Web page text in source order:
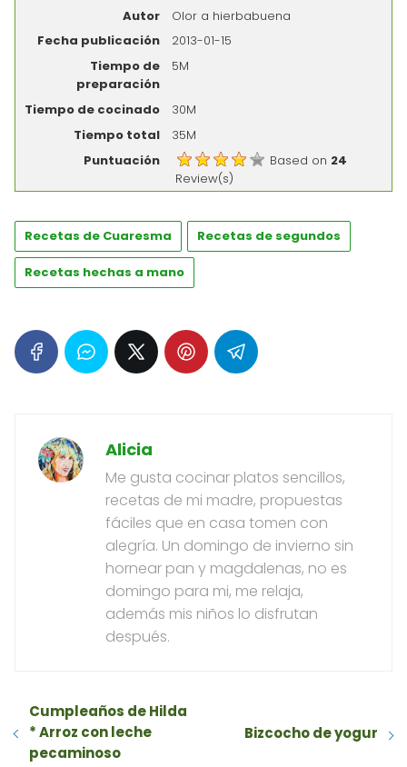
Autor
Olor a hierbabuena
Fecha publicación
2013-01-15
Tiempo de
preparación
5M
Tiempo de cocinado
30M
Tiempo total
35M
Puntuación
Based on 24
Review(s)
Recetas de Cuaresma Recetas de segundos
Recetas hechas a mano
Alicia
Me gusta cocinar platos sencillos,
recetas de mi madre, propuestas
fáciles que en casa tomen con
alegría. Un domingo de invierno sin
hornear pan y magdalenas, no es
domingo para mi, me relaja,
además mis niños lo disfrutan
después.
Cumpleaños de Hilda
* Arroz con leche
pecaminoso
Bizcocho de yogur